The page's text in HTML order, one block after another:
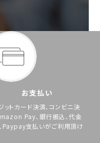
お支払い
ットカード決済、コンビニ決
Pay、銀行振込、代金
Paypay支払いがご利用頂け